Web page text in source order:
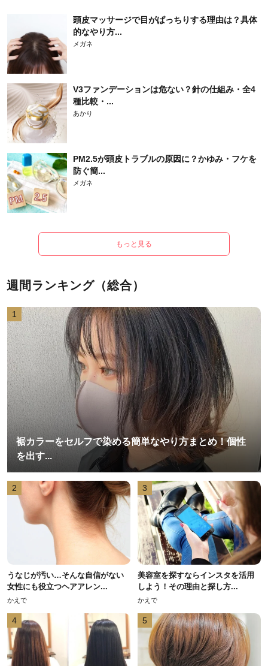
頭皮マッサージで目がぱっちりする理由は？具体
的なやり方...
メガネ
V3ファンデーションは危ない？針の仕組み・全4
種比較・...
あかり
PM2.5が頭皮トラブルの原因に？かゆみ・フケを
防ぐ簡...
メガネ
もっと見る
週間ランキング（総合）
1
裾カラーをセルフで染める簡単なやり方まとめ！個性
を出す...
2
うなじが汚い…そんな自信がない
女性にも役立つヘアアレン...
かえで
3
美容室を探すならインスタを活用
しよう！その理由と探し方...
かえで
4 5